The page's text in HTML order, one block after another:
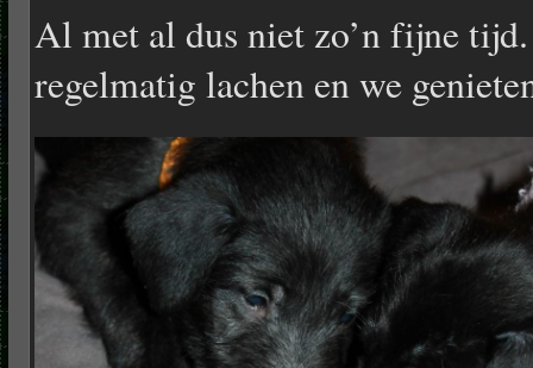
Al met al dus niet zo’n fijne
regelmatig lachen en we